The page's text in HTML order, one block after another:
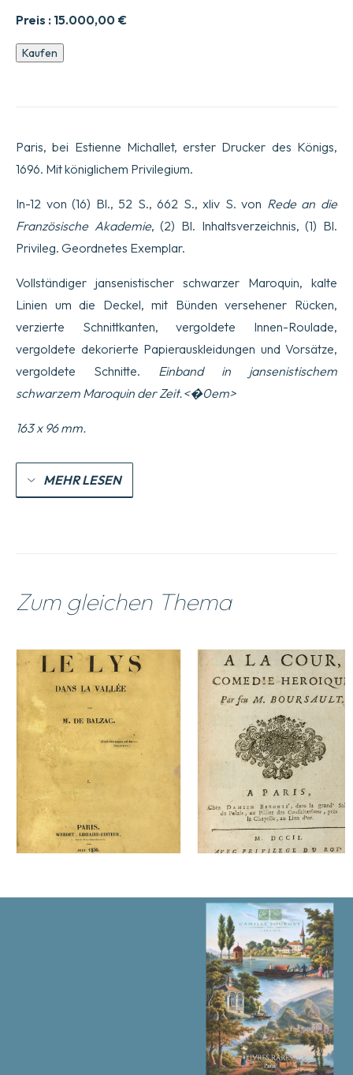
Preis : 15.000,00 €
Les
Caracte8res
avec
les
Caract8res
les
Mf5urs
de
ce
Neuvie8me
e9dition
revfb0eb
corrige9e.
Menge
Kaufen
Paris, bei Estienne Michallet, erster Drucker des Königs,
1696. Mit königlichem Privilegium.
In-12 von (16) Bl., 52 S., 662 S., xliv S. von Rede an die
Französische Akademie, (2) Bl. Inhaltsverzeichnis, (1) Bl.
Privileg. Geordnetes Exemplar.
Vollständiger jansenistischer schwarzer Maroquin, kalte
Linien um die Deckel, mit Bünden versehener Rücken,
verzierte Schnittkanten, vergoldete Innen-Roulade,
vergoldete dekorierte Papierauskleidungen und Vorsätze,
vergoldete Schnitte. Einband in jansenistischem
schwarzem Maroquin der Zeit.<�0em>
163 x 96 mm.
MEHR LESEN
Zum gleichen Thema